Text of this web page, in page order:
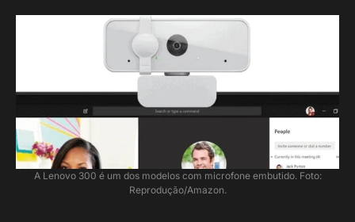
A Lenovo 300 é um dos modelos com microfone embutido. Foto:
Reprodução/Amazon.